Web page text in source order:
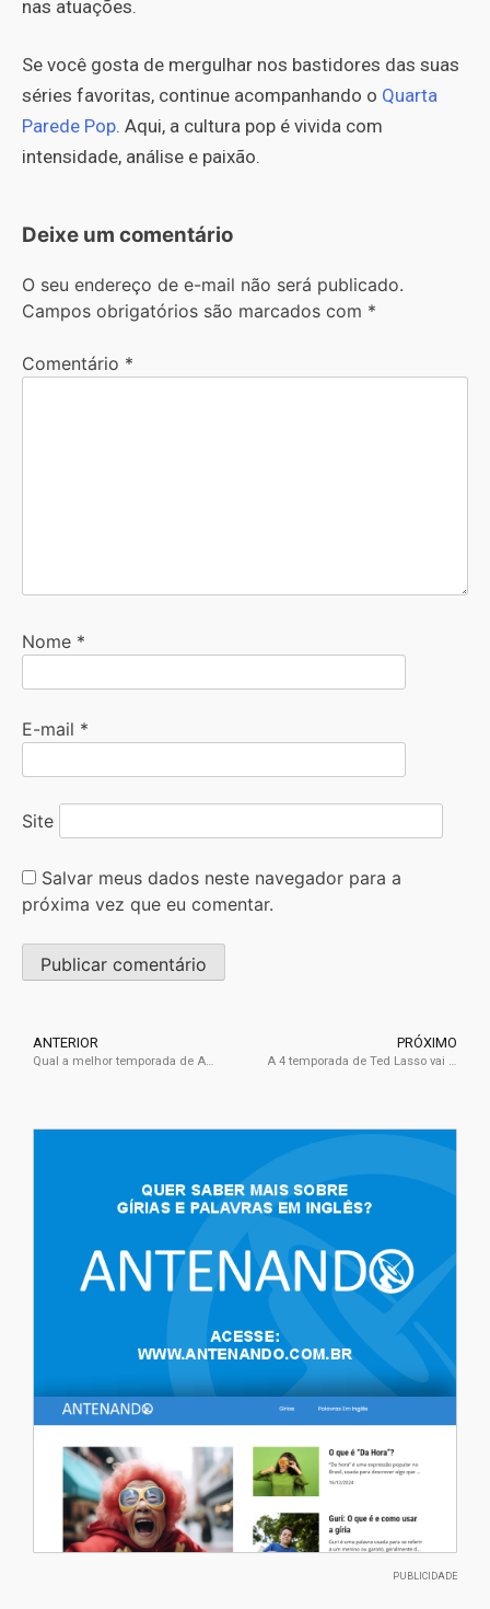
nas atuações.
Se você gosta de mergulhar nos bastidores das suas
séries favoritas, continue acompanhando o Quarta
Parede Pop. Aqui, a cultura pop é vivida com
intensidade, análise e paixão.
Deixe um comentário
O seu endereço de e-mail não será publicado.
Campos obrigatórios são marcados com *
Comentário *
Nome *
E-mail *
Site
Salvar meus dados neste navegador para a
próxima vez que eu comentar.
ANTERIOR
Qual a melhor temporada de American Horror Story e por quê?
PRÓXIMO
A 4 temporada de Ted Lasso vai acontecer mesmo?
PUBLICIDADE